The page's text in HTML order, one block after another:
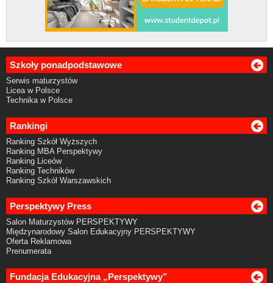
Szkoły ponadpodstawowe
Serwis maturzystów
Licea w Polsce
Technika w Polsce
Rankingi
Ranking Szkół Wyższych
Ranking MBA Perspektywy
Ranking Liceów
Ranking Techników
Ranking Szkół Warszawskich
Perspektywy Press
Salon Maturzystów PERSPEKTYWY
Międzynarodowy Salon Edukacyjny PERSPEKTYWY
Oferta Reklamowa
Prenumerata
Fundacja Edukacyjna „Perspektywy”